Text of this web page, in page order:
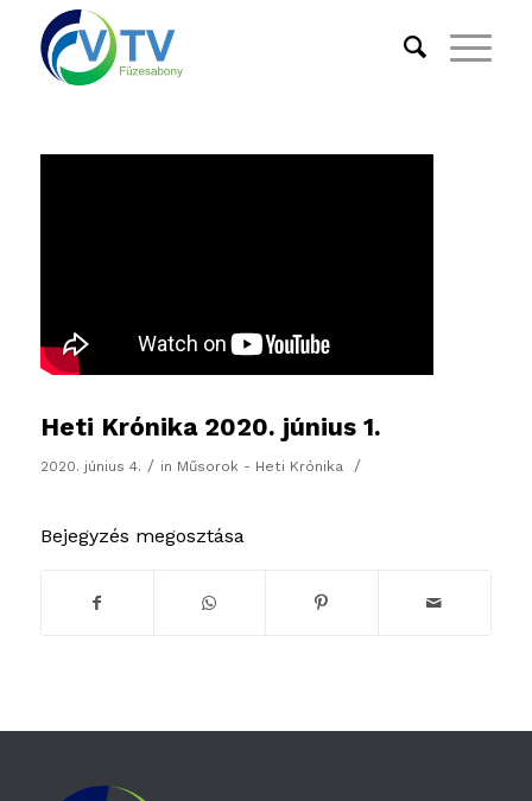
Heti Krónika 2020. június 1.
2020. június 4. / in Műsorok - Heti Krónika /
Bejegyzés megosztása